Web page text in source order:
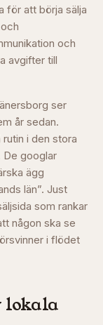
för att börja sälja
och
avgifter till
ser
år sedan.
i den stora
De googlar
ägg
län”. Just
som rankar
någon ska se
i flödet
lokala